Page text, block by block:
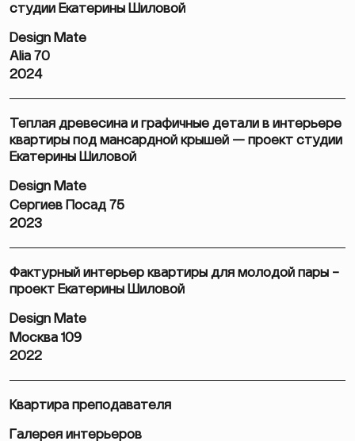
студии Екатерины Шиловой
Design Mate
Alia 70
2024
Теплая древесина и графичные детали в интерьере
квартиры под мансардной крышей — проект студии
Екатерины Шиловой
Design Mate
Сергиев Посад 75
2023
Фактурный интерьер квартиры для молодой пары –
проект Екатерины Шиловой
Design Mate
Москва 109
2022
Квартира преподавателя
Галерея интерьеров